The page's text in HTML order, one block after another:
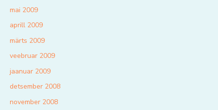
mai 2009
aprill 2009
märts 2009
veebruar 2009
jaanuar 2009
detsember 2008
november 2008